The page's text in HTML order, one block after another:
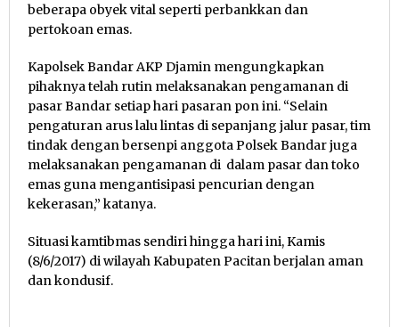
beberapa obyek vital seperti perbankkan dan
pertokoan emas.
Kapolsek Bandar AKP Djamin mengungkapkan
pihaknya telah rutin melaksanakan pengamanan di
pasar Bandar setiap hari pasaran pon ini. “Selain
pengaturan arus lalu lintas di sepanjang jalur pasar, tim
tindak dengan bersenpi anggota Polsek Bandar juga
melaksanakan pengamanan di dalam pasar dan toko
emas guna mengantisipasi pencurian dengan
kekerasan,” katanya.
Situasi kamtibmas sendiri hingga hari ini, Kamis
(8/6/2017) di wilayah Kabupaten Pacitan berjalan aman
dan kondusif.